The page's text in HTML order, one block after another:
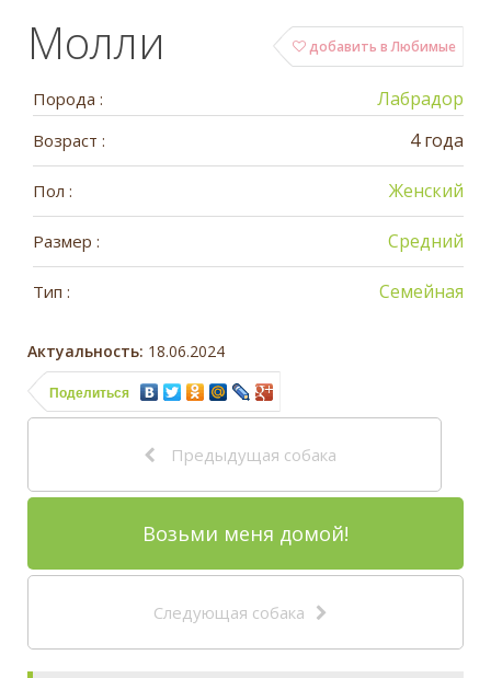
добавить в Любимые
Молли
Порода : Лабрадор
Возраст : 4 года
Пол : Женский
Размер : Средний
Тип : Семейная
Актуальность: 18.06.2024
Поделиться
Предыдущая собака
Возьми меня домой!
Следующая собака